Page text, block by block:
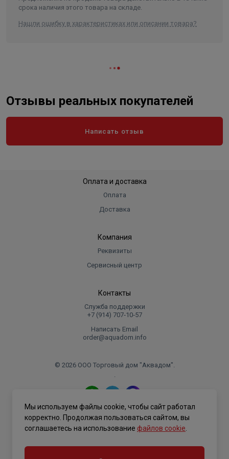
срока наличия этого товара на складе.
Нашли ошибку в характеристиках или описании товара?
Отзывы реальных покупателей
Написать отзыв
Оплата и доставка
Оплата
Доставка
Компания
Реквизиты
Сервисный центр
Контакты
Служба поддержки
+7 (914) 707‑10‑57
Написать Email
order@aquadom.info
© 2026 ООО Торговый дом "Аквадом".
.
Политика конфиденциальности
Мы используем файлы cookie, чтобы сайт работал
корректно. Продолжая пользоваться сайтом, вы
соглашаетесь на использование файлов cookie